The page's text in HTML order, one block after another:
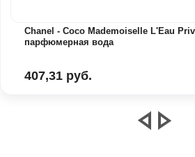
Chanel - Coco Mademoiselle L'Eau
парфюмерная вода
407,31 руб.